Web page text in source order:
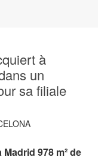
à
un
sa filiale
978 m² de